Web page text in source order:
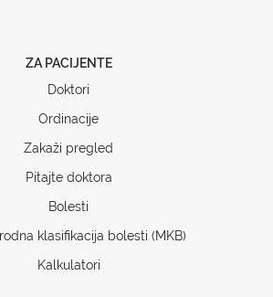
ZA PACIJENTE
Doktori
Ordinacije
Zakaži pregled
Pitajte doktora
Bolesti
klasifikacija bolesti (MKB)
Kalkulatori